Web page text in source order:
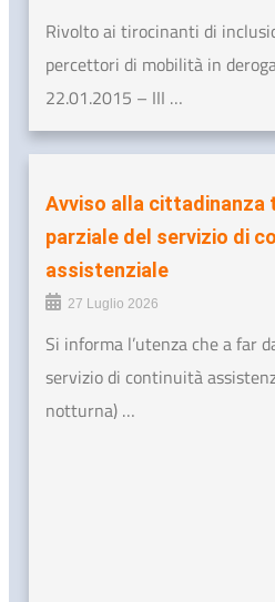
Rivolto ai tirocinanti di
percettori di mobilità in
22.01.2015 – III …
Avviso alla
parziale del servizio di
assistenziale
27 Luglio 2026
Si informa l’utenza che a far
servizio di continuità
notturna) …